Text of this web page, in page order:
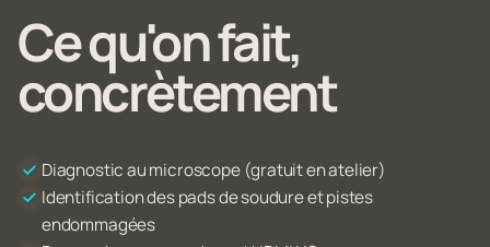
Ce qu'on fait,
concrètement
Diagnostic au microscope (gratuit en atelier)
Identification des pads de soudure et pistes
endommagées